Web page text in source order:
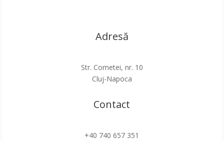
Adresă
Str. Cometei, nr. 10
Cluj-Napoca
Contact
+40 740 657 351